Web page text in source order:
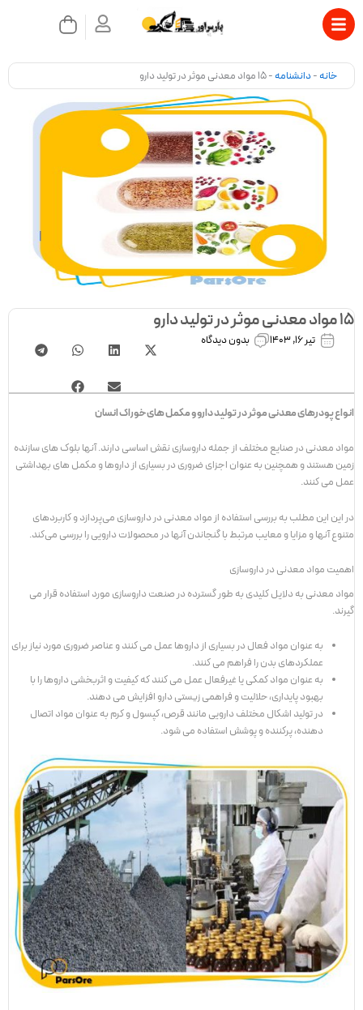
پرش
محتوا
سبد
خرید
خانه -دانشنامه -15 مواد معدنی موثر در تولید دارو
15 مواد معدنی موثر در تولید دارو
تیر 16, 1403 بدون دیدگاه
انواع پودرهای معدنی موثر در تولید دارو و مکمل های خوراک انسان
مواد معدنی در صنایع مختلف از جمله داروسازی نقش اساسی دارند. آنها بلوک های سازنده
زمین هستند و همچنین به عنوان اجزای ضروری در بسیاری از داروها و مکمل های بهداشتی
عمل می کنند.
در این این مطلب به بررسی استفاده از مواد معدنی در داروسازی می‌پردازد و کاربردهای
متنوع آنها و مزایا و معایب مرتبط با گنجاندن آنها در محصولات دارویی را بررسی می‌کند.
اهمیت مواد معدنی در داروسازی
مواد معدنی به دلایل کلیدی به طور گسترده در صنعت داروسازی مورد استفاده قرار می
گیرند.
به عنوان مواد فعال در بسیاری از داروها عمل می کنند و عناصر ضروری مورد نیاز برای
عملکردهای بدن را فراهم می کنند.
به عنوان مواد کمکی یا غیرفعال عمل می کنند که کیفیت و اثربخشی داروها را با
بهبود پایداری، حلالیت و فراهمی زیستی دارو افزایش می دهند.
در تولید اشکال مختلف دارویی مانند قرص، کپسول و کرم به عنوان مواد اتصال
دهنده، پرکننده و پوشش استفاده می شود.